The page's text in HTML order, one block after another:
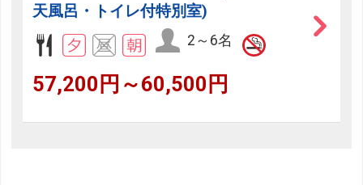
天風呂・トイレ付特別室)
2～6名
57,200円～60,500円